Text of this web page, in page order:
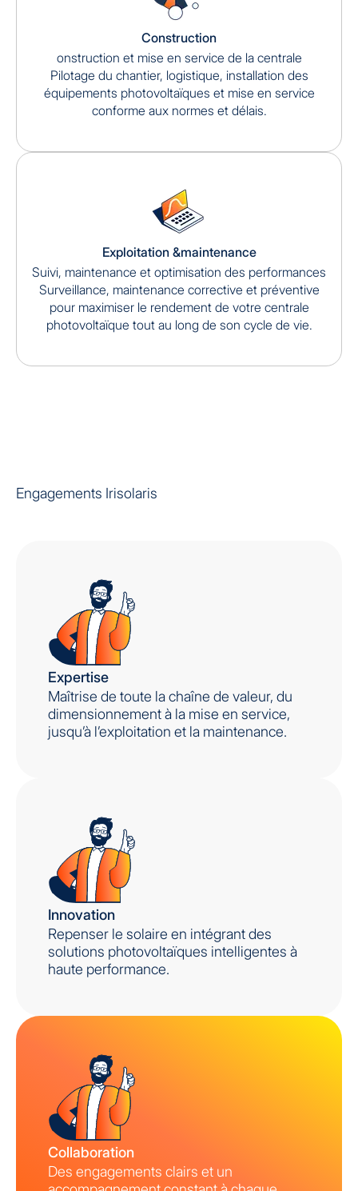
Construction
onstruction et mise en service de la centrale
Pilotage du chantier, logistique, installation des
équipements photovoltaïques et mise en service
conforme aux normes et délais.
Exploitation &maintenance
Suivi, maintenance et optimisation des performances
Surveillance, maintenance corrective et préventive
pour maximiser le rendement de votre centrale
photovoltaïque tout au long de son cycle de vie.
Engagements Irisolaris
Expertise
Maîtrise de toute la chaîne de valeur, du
dimensionnement à la mise en service,
jusqu’à l’exploitation et la maintenance.
Innovation
Repenser le solaire en intégrant des
solutions photovoltaïques intelligentes à
haute performance.
Collaboration
Des engagements clairs et un